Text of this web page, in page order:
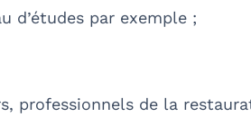
d’études par exemple ;
professionnels de la